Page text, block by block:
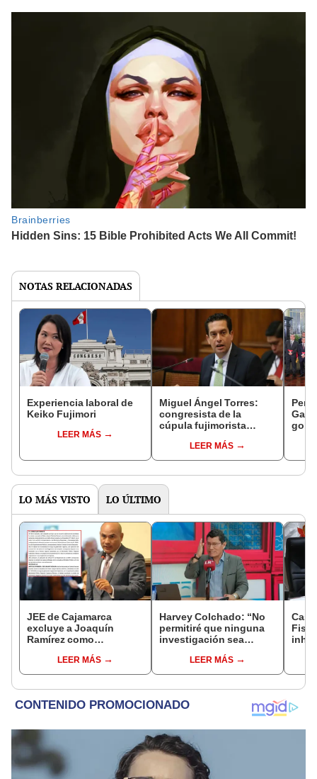
NOTAS RELACIONADAS
Experiencia laboral de
Keiko Fujimori
LEER MÁS
Miguel Ángel Torres:
congresista de la
cúpula fujimorista
del SenadoLEER MÁS
LO MÁS VISTO LO ÚLTIMO
JEE de Cajamarca
excluye a Joaquín
Ramírez como
regional por ocultar
sentencia
LEER MÁS
Harvey Colchado: “No
permitiré que ninguna
investigación sea
política”LEER MÁS